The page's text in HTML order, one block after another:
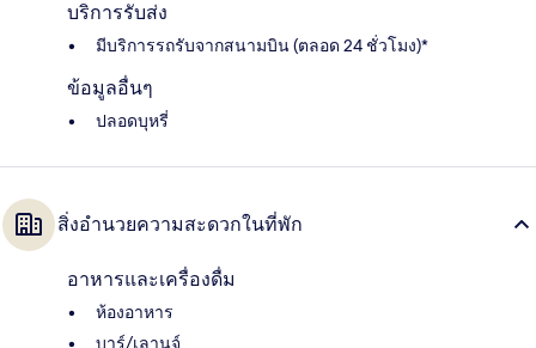
บริการรับส่ง
มีบริการรถรับจากสนามบิน (ตลอด 24 ชั่วโมง)*
ข้อมูลอื่นๆ
ปลอดบุหรี่
สิ่งอำนวยความสะดวกในที่พัก
อาหารและเครื่องดื่ม
ห้องอาหาร
บาร์/เลานจ์